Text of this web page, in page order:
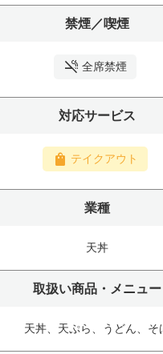
禁煙／喫煙
全席禁煙
対応サービス
テイクアウト
業種
天丼
取扱い商品・メニュー
天丼、天ぷら、うどん、そ